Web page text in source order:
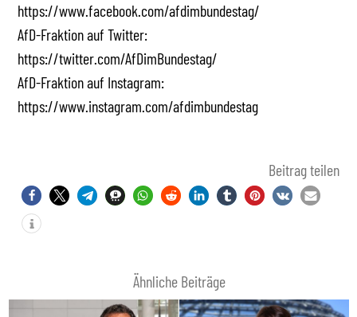
https://www.facebook.com/afdimbundestag/
AfD-Fraktion auf Twitter:
https://twitter.com/AfDimBundestag/
AfD-Fraktion auf Instagram:
https://www.instagram.com/afdimbundestag
Beitrag teilen
Ähnliche Beiträge